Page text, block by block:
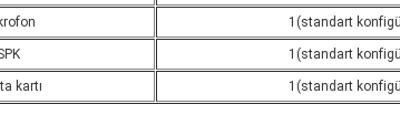
1(standart
1(standart
kartı 1(standart